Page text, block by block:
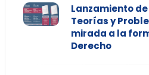
Lanzamiento
Teorías y
mirada a la
Derecho